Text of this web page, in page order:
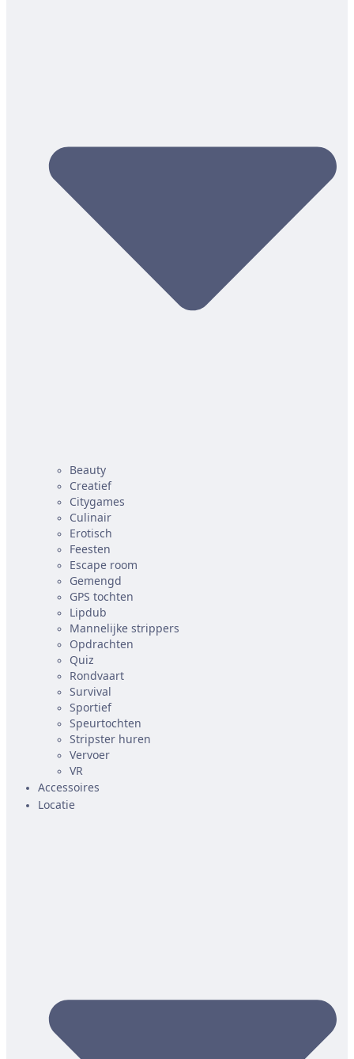
Beauty
Creatief
Citygames
Culinair
Erotisch
Feesten
Escape room
Gemengd
GPS tochten
Lipdub
Mannelijke strippers
Opdrachten
Quiz
Rondvaart
Survival
Sportief
Speurtochten
Stripster huren
Vervoer
VR
Accessoires
Locatie